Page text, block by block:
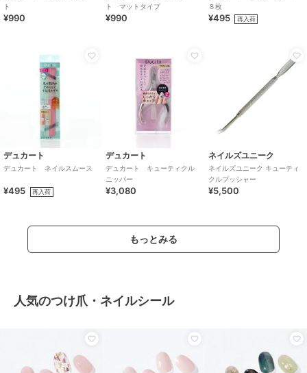
ト
¥990
ト マットタイプ
¥990
８枚
¥495 再入荷
デュカート
デュカート ネイルスムース
¥495 再入荷
デュカート
デュカート キューティクル
ニッパー
¥3,080
ネイルズユニーク
ネイルズユニーク キューティ
クルプッシャー
¥5,500
もっとみる
人気のつけ爪・ネイルシール